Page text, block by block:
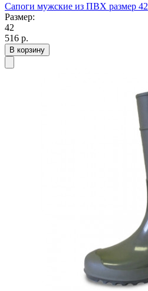
Сапоги мужские из ПВХ размер 42
Размер:
42
516 р.
В корзину